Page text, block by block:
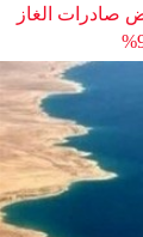
صادرات الغاز